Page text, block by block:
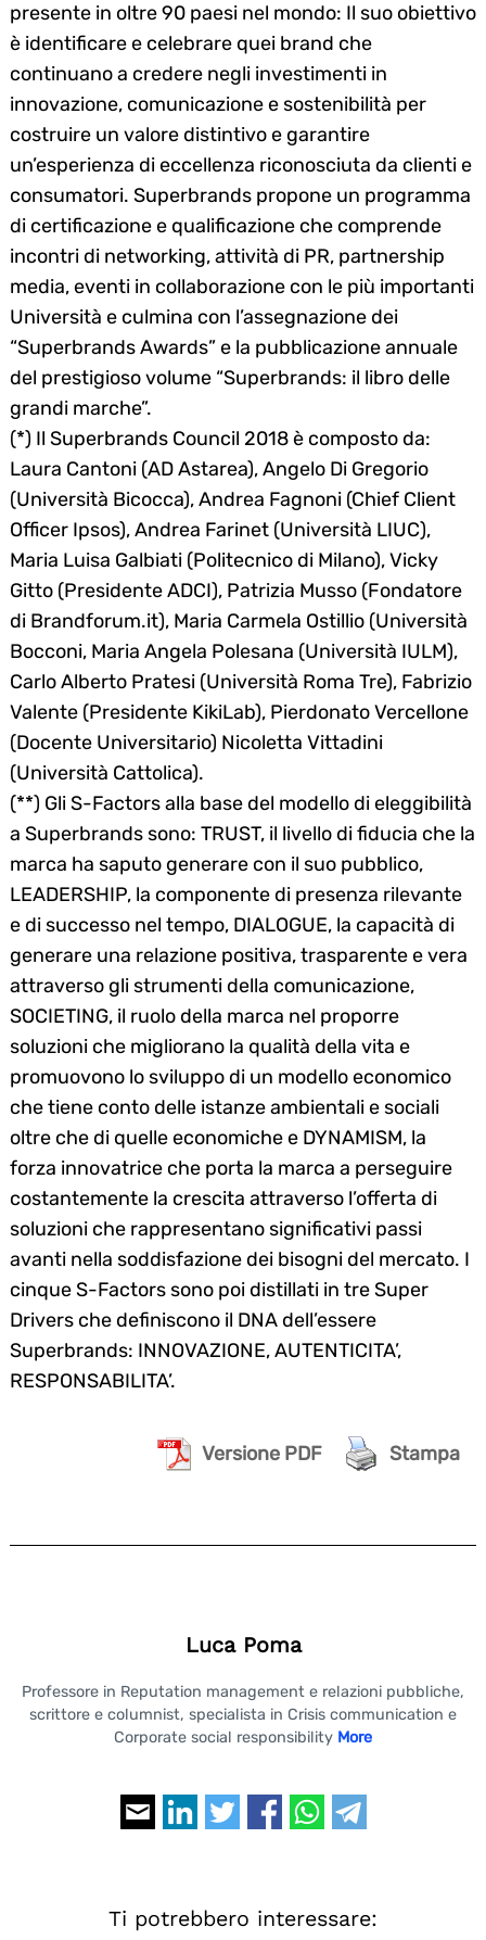
presente in oltre 90 paesi nel mondo: Il suo obiettivo
è identificare e celebrare quei brand che
continuano a credere negli investimenti in
innovazione, comunicazione e sostenibilità per
costruire un valore distintivo e garantire
un’esperienza di eccellenza riconosciuta da clienti e
consumatori. Superbrands propone un programma
di certificazione e qualificazione che comprende
incontri di networking, attività di PR, partnership
media, eventi in collaborazione con le più importanti
Università e culmina con l’assegnazione dei
“Superbrands Awards” e la pubblicazione annuale
del prestigioso volume “Superbrands: il libro delle
grandi marche”.
(*) Il Superbrands Council 2018 è composto da:
Laura Cantoni (AD Astarea), Angelo Di Gregorio
(Università Bicocca), Andrea Fagnoni (Chief Client
Officer Ipsos), Andrea Farinet (Università LIUC),
Maria Luisa Galbiati (Politecnico di Milano), Vicky
Gitto (Presidente ADCI), Patrizia Musso (Fondatore
di Brandforum.it), Maria Carmela Ostillio (Università
Bocconi, Maria Angela Polesana (Università IULM),
Carlo Alberto Pratesi (Università Roma Tre), Fabrizio
Valente (Presidente KikiLab), Pierdonato Vercellone
(Docente Universitario) Nicoletta Vittadini
(Università Cattolica).
(**) Gli S-Factors alla base del modello di eleggibilità
a Superbrands sono: TRUST, il livello di fiducia che la
marca ha saputo generare con il suo pubblico,
LEADERSHIP, la componente di presenza rilevante
e di successo nel tempo, DIALOGUE, la capacità di
generare una relazione positiva, trasparente e vera
attraverso gli strumenti della comunicazione,
SOCIETING, il ruolo della marca nel proporre
soluzioni che migliorano la qualità della vita e
promuovono lo sviluppo di un modello economico
che tiene conto delle istanze ambientali e sociali
oltre che di quelle economiche e DYNAMISM, la
forza innovatrice che porta la marca a perseguire
costantemente la crescita attraverso l’offerta di
soluzioni che rappresentano significativi passi
avanti nella soddisfazione dei bisogni del mercato. I
cinque S-Factors sono poi distillati in tre Super
Drivers che definiscono il DNA dell’essere
Superbrands: INNOVAZIONE, AUTENTICITA’,
RESPONSABILITA’.
Versione PDF Stampa
Luca Poma
Professore in Reputation management e relazioni pubbliche,
scrittore e columnist, specialista in Crisis communication e
Corporate social responsibility More
Ti potrebbero interessare:
Search
for: